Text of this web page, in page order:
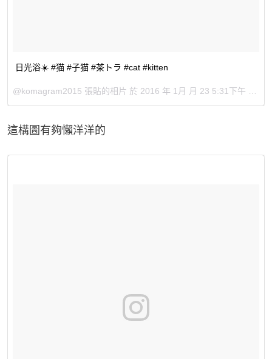
日光浴☀️ #猫 #子猫 #茶トラ #cat #kitten
@komagram2015 張貼的相片 於 2016 年 1月 月 23 5:31下午 PST
這構圖有夠懶洋洋的